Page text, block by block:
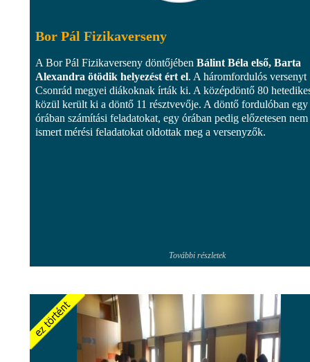
Bor Pál Fizikaverseny
A Bor Pál Fizikaverseny döntőjében Bálint Béla első, Barta
Alexandra ötödik helyezést ért el. A háromfordulós versenyt
Csonrád megyei diákoknak írták ki. A középdöntő 80
közül került ki a döntő 11 résztvevője. A döntő fordulóban egy
órában számítási feladatokat, egy órában pedig előzetesen nem
ismert mérési feladatokat oldottak meg a versenyzők.
További részletek